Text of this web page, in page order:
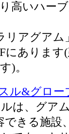
高いハー
リアグア
にありま
)。
ル&グロー
は、グア
できる施